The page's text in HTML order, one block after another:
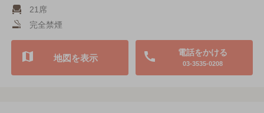
21席
完全禁煙
電話をかける
03-3535-0208
地図を表示